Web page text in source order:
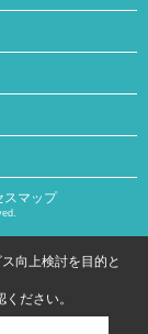
スマップ
向上検討を目的と
ください。